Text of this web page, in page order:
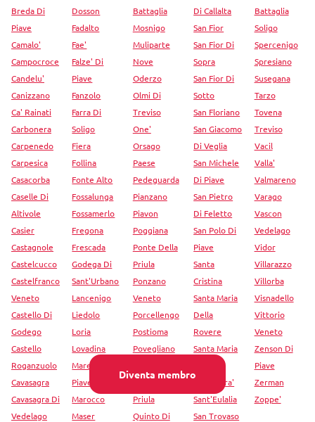
Diventa membro
Breda Di
Piave
Camalo'
Campocroce
Candelu'
Canizzano
Ca' Rainati
Carbonera
Carpenedo
Carpesica
Casacorba
Caselle Di
Altivole
Casier
Castagnole
Castelcucco
Castelfranco
Veneto
Castello Di
Godego
Castello
Roganzuolo
Cavasagra
Cavasagra Di
Vedelago
Dosson
Fadalto
Fae'
Falze' Di
Piave
Fanzolo
Farra Di
Soligo
Fiera
Follina
Fonte Alto
Fossalunga
Fossamerlo
Fregona
Frescada
Godega Di
Sant'Urbano
Lancenigo
Liedolo
Loria
Lovadina
Mareno Di
Piave
Marocco
Maser
Battaglia
Mosnigo
Muliparte
Nove
Oderzo
Olmi Di
Treviso
One'
Orsago
Paese
Pedeguarda
Pianzano
Piavon
Poggiana
Ponte Della
Priula
Ponzano
Veneto
Porcellengo
Postioma
Povegliano
Premaor
Priula
Quinto Di
Di Callalta
San Fior
San Fior Di
Sopra
San Fior Di
Sotto
San Floriano
San Giacomo
Di Veglia
San Michele
Di Piave
San Pietro
Di Feletto
San Polo Di
Piave
Santa
Cristina
Santa Maria
Della
Rovere
Santa Maria
Di Piave
Santandra'
Sant'Eulalia
San Trovaso
Battaglia
Soligo
Spercenigo
Spresiano
Susegana
Tarzo
Tovena
Treviso
Vacil
Valla'
Valmareno
Varago
Vascon
Vedelago
Vidor
Villarazzo
Villorba
Visnadello
Vittorio
Veneto
Zenson Di
Piave
Zerman
Zoppe'